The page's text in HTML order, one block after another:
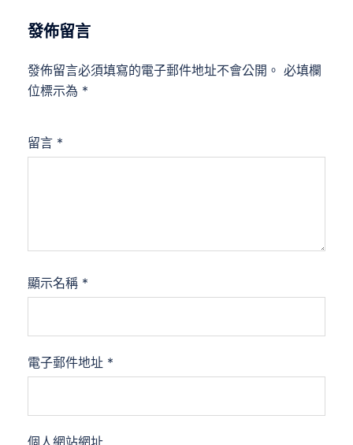
發佈留言
發佈留言必須填寫的電子郵件地址不會公開。 必填欄
位標示為 *
留言 *
顯示名稱 *
電子郵件地址 *
個人網站網址